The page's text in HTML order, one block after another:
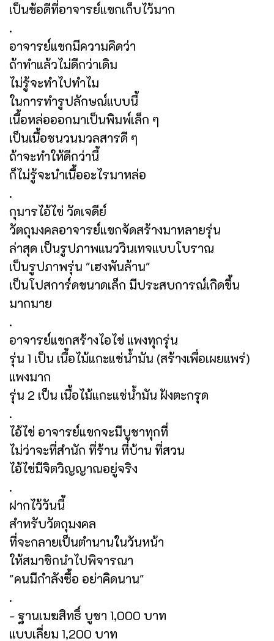
เป็นข้อดีที่อาจารย์แขกเก็บไว้มาก
.
อาจารย์แขกมีความคิดว่า
ถ้าทำแล้วไม่ดีกว่าเดิม
ไม่รู้จะทำไปทำไม
ในการทำรูปลักษณ์แบบนี้
เนื้อหล่อออกมาเป็นพิมพ์เล็ก ๆ
เป็นเนื้อชนวนมวลสารดี ๆ
ถ้าจะทำให้ดีกว่านี้
ก็ไม่รู้จะนำเนื้ออะไรมาหล่อ
.
กุมารไอ้ไข่ วัดเจดีย์
วัตถุมงคลอาจารย์แขกจัดสร้างมาหลายรุ่น
ล่าสุด เป็นรูปภาพแนววินเทจแบบโบราณ
เป็นรูปภาพรุ่น "เฮงพันล้าน"
เป็นโปสการ์ดขนาดเล็ก มีประสบการณ์เกิดขึ้น
มากมาย
.
อาจารย์แขกสร้างไอไข่ แพงทุกรุ่น
รุ่น 1 เป็น เนื้อไม้แกะแช่น้ำมัน (สร้างเพื่อเผยแพร่)
แพงมาก
รุ่น 2 เป็น เนื้อไม้แกะแช่น้ำมัน ฝังตะกรุด
.
ไอ้ไข่ อาจารย์แขกจะมีบูชาทุกที่
ไม่ว่าจะที่สำนัก ที่ร้าน ที่บ้าน ที่สวน
ไอ้ไข่มีจิตวิญญาณอยู่จริง
.
ฝากไว้วันนี้
สำหรับวัตถุมงคล
ที่จะกลายเป็นตำนานในวันหน้า
ให้สมาชิกนำไปพิจารณา
"คนมีกำลังซื้อ อย่าคิดนาน"
.
- ฐานเมฆสิทธิ์ บูชา 1,000 บาท
แบบเลี่ยม 1,200 บาท